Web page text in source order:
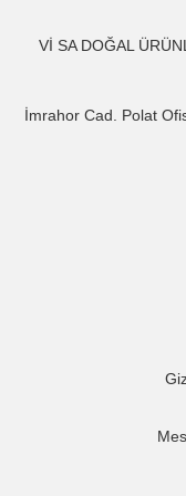
Vİ SA DOĞAL
İmrahor Cad. Polat